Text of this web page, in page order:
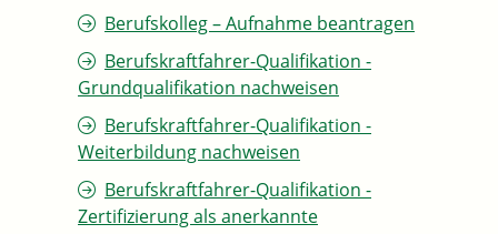
Berufskolleg – Aufnahme beantragen
Berufskraftfahrer-Qualifikation -
Grundqualifikation nachweisen
Berufskraftfahrer-Qualifikation -
Weiterbildung nachweisen
Berufskraftfahrer-Qualifikation -
Zertifizierung als anerkannte